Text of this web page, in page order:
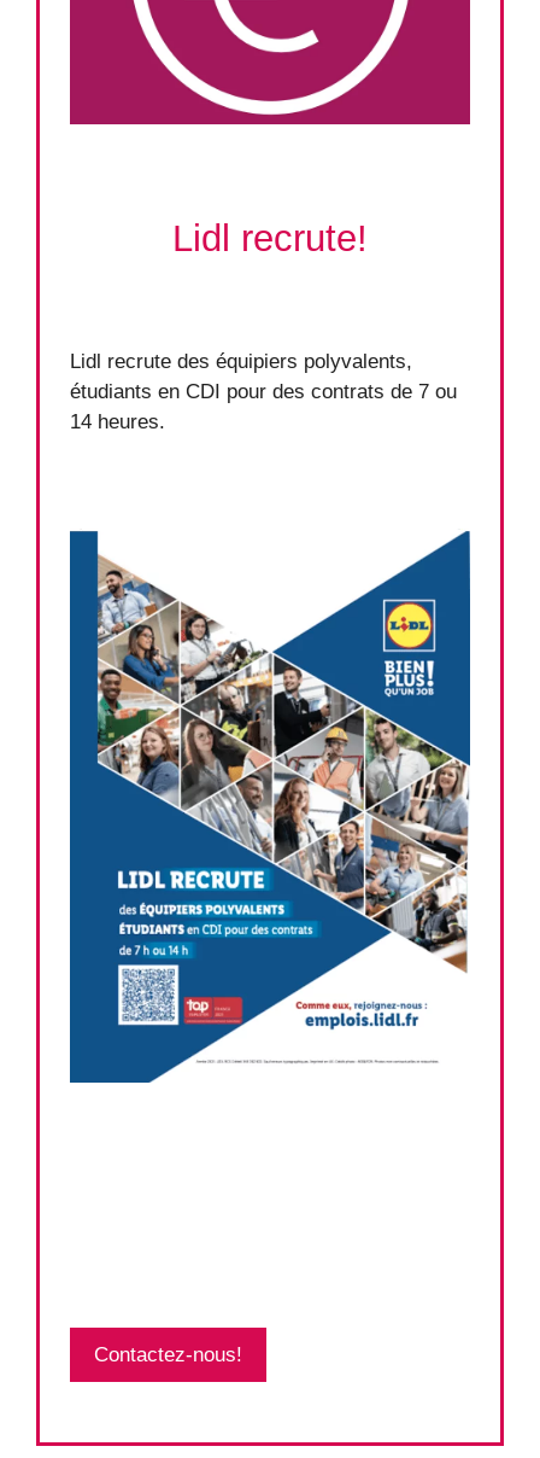
Lidl recrute!
Lidl recrute des équipiers polyvalents,
étudiants en CDI pour des contrats de 7 ou
14 heures.
Contactez-nous!